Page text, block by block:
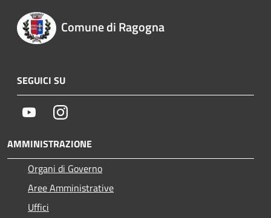
Comune di Ragogna
SEGUICI SU
YoutubeInstagram
AMMINISTRAZIONE
Organi di Governo
Aree Amministrative
Uffici